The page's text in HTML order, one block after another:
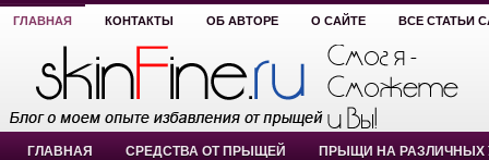
ГЛАВНАЯ КОНТАКТЫ ОБ АВТОРЕ О САЙТЕ ВСЕ СТАТЬИ
ГЛАВНАЯ СРЕДСТВА ОТ ПРЫЩЕЙ ПРЫЩИ НА РАЗЛИЧНЫХ